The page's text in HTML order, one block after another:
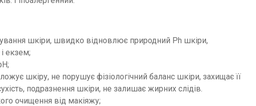
шкіри, швидко відновлює природний Ph шкіри,
екзем;
шкіру, не порушує фізіологічний баланс шкіри, захищає її
подразнення шкіри, не залишає жирних слідів.
очищення від макіяжу;